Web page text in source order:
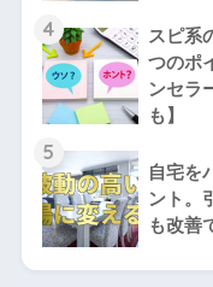
4
スピ系
つのポ
ンセラ
も】
5
自宅を
ント。
も改善